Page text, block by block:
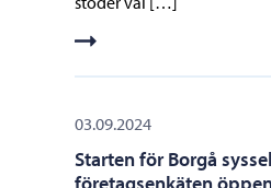
03.09.2024
Starten för Borgå